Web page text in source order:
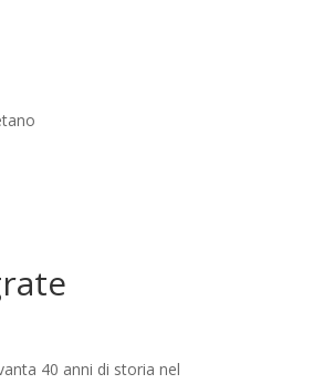
40 anni di storia nel